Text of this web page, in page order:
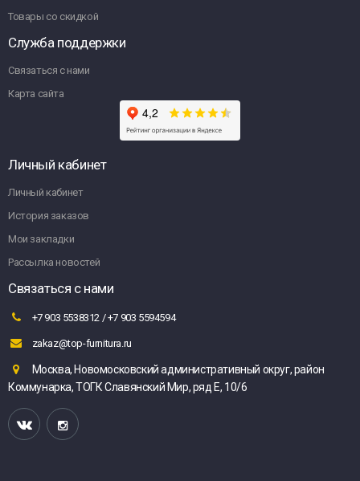
Товары со скидкой
Служба поддержки
Связаться с нами
Карта сайта
Личный кабинет
Личный кабинет
История заказов
Мои закладки
Рассылка новостей
Связаться с нами
+7 903 5538312 / +7 903 5594594
zakaz@top-furnitura.ru
Москва, Новомосковский административный округ, район
Коммунарка, ТОГК Славянский Мир, ряд Е, 10/6